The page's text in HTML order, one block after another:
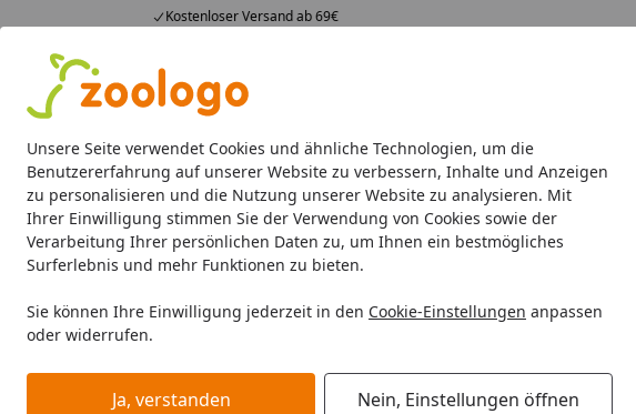
Unsere Seite verwendet Cookies und ähnliche Technologien, um die
Benutzererfahrung auf unserer Website zu verbessern, Inhalte und Anzeigen
zu personalisieren und die Nutzung unserer Website zu analysieren. Mit
Ihrer Einwilligung stimmen Sie der Verwendung von Cookies sowie der
Verarbeitung Ihrer persönlichen Daten zu, um Ihnen ein bestmögliches
Surferlebnis und mehr Funktionen zu bieten.
Sie können Ihre Einwilligung jederzeit in den Cookie-Einstellungen anpassen
oder widerrufen.
Ja, verstanden Nein, Einstellungen öffnen
Kostenloser Versand ab 69€
4,73
23.589 Bewertungen
Alle Produkte
Alle Produkte Angebote Neuheiten Sommerhits Suche
Katze Katzenfutter Futternäpfe & Trinkbrunnen
Startseite
Katze Katzenfutter Trockenfutter Brit Care Fresh Chicken getreidefrei